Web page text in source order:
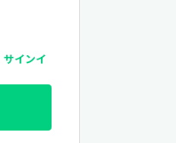
インイ